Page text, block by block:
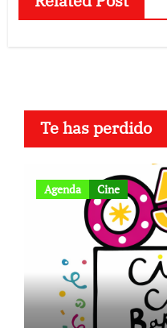
Te has perdido
Agenda Cine